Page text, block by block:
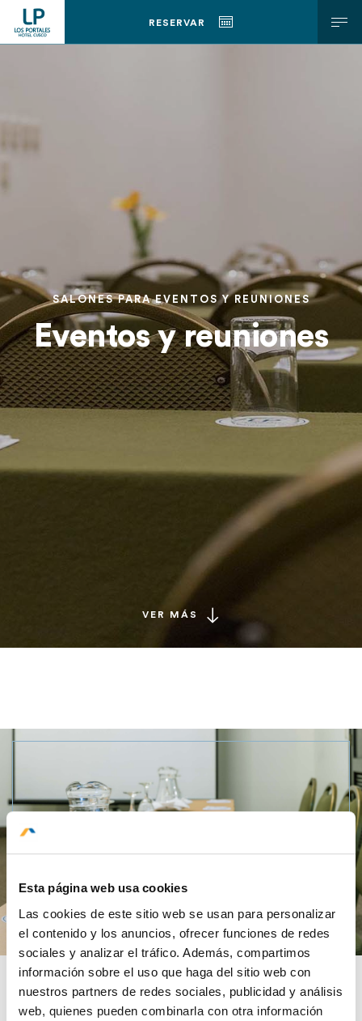
Esta página web usa cookies
Las cookies de este sitio web se usan para personalizar
el contenido y los anuncios, ofrecer funciones de redes
sociales y analizar el tráfico. Además, compartimos
información sobre el uso que haga del sitio web con
nuestros partners de redes sociales, publicidad y análisis
web, quienes pueden combinarla con otra información
RESERVAR
ESP
SALONES PARA EVENTOS Y REUNIONES
Eventos y reuniones
VER MÁS
ARANWA